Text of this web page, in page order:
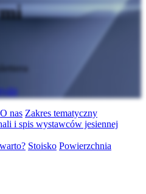
O nas Zakres tematyczny
i spis wystawców jesiennej
Stoisko Powierzchnia